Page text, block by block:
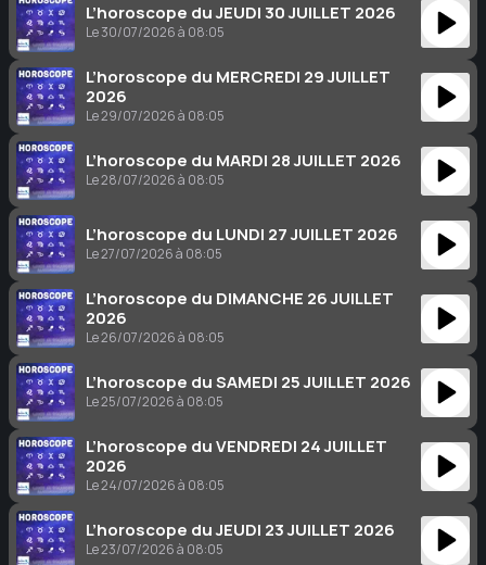
L’horoscope du JEUDI 30 JUILLET 2026
Le 30/07/2026 à 08:05
L’horoscope du MERCREDI 29 JUILLET
2026
Le 29/07/2026 à 08:05
L’horoscope du MARDI 28 JUILLET 2026
Le 28/07/2026 à 08:05
L’horoscope du LUNDI 27 JUILLET 2026
Le 27/07/2026 à 08:05
L’horoscope du DIMANCHE 26 JUILLET
2026
Le 26/07/2026 à 08:05
L’horoscope du SAMEDI 25 JUILLET 2026
Le 25/07/2026 à 08:05
L’horoscope du VENDREDI 24 JUILLET
2026
Le 24/07/2026 à 08:05
L’horoscope du JEUDI 23 JUILLET 2026
Le 23/07/2026 à 08:05